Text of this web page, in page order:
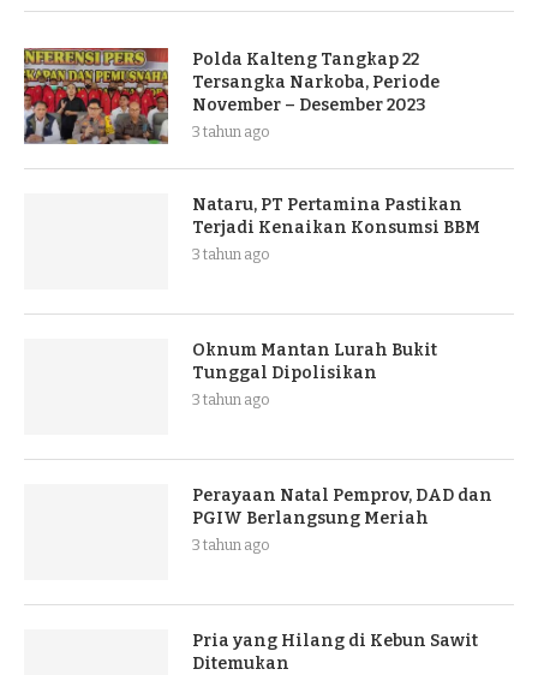
Polda Kalteng Tangkap 22
Tersangka Narkoba, Periode
November – Desember 2023
3 tahun ago
Nataru, PT Pertamina Pastikan
Terjadi Kenaikan Konsumsi BBM
3 tahun ago
Oknum Mantan Lurah Bukit
Tunggal Dipolisikan
3 tahun ago
Perayaan Natal Pemprov, DAD dan
PGIW Berlangsung Meriah
3 tahun ago
Pria yang Hilang di Kebun Sawit
Ditemukan